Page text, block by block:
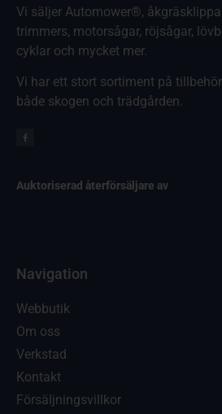
Vi säljer Automower®,
trimmers, motorsågar, röjsågar,
cyklar och mycket mer.
Vi har ett stort sortiment på tillbehör
både skogen och trädgården.
Auktoriserad återförsäljare av
Navigation
Webbutik
Om oss
Verkstad
Kontakt
Försäljningsvillkor